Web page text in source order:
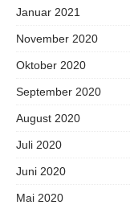
Januar 2021
November 2020
Oktober 2020
September 2020
August 2020
Juli 2020
Juni 2020
Mai 2020